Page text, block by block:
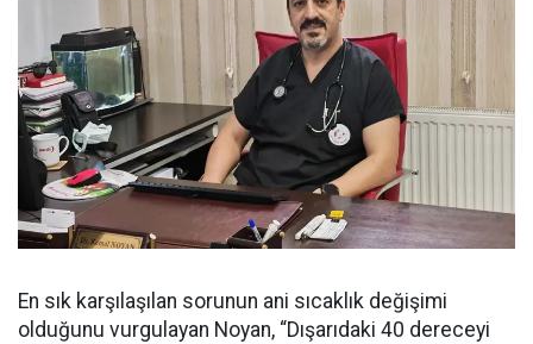
En sık karşılaşılan sorunun ani sıcaklık değişimi
olduğunu vurgulayan Noyan, “Dışarıdaki 40 dereceyi